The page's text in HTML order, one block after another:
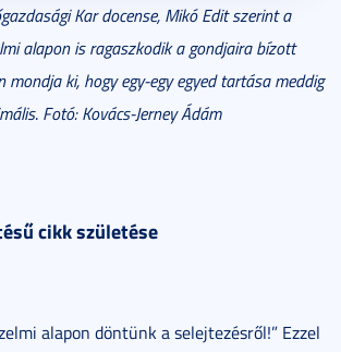
Kar docense, Mikó Edit szerint a
alapon is ragaszkodik a gondjaira bízott
mondja ki, hogy egy-egy egyed tartása meddig
. Fotó: Kovács-Jerney Ádám
cikk születése
alapon döntünk a selejtezésről!” Ezzel